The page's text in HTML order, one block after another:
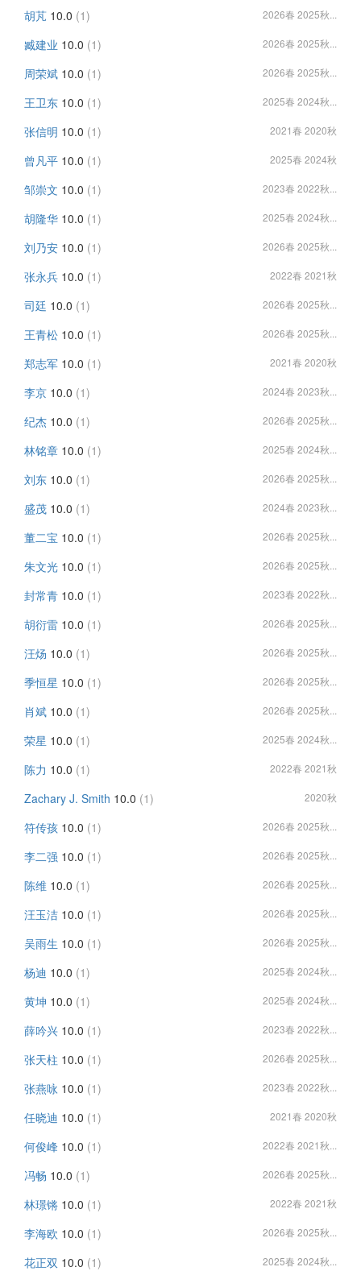
胡芃 10.0 (1) 2026春 2025秋...
臧建业 10.0 (1) 2026春 2025秋...
周荣斌 10.0 (1) 2026春 2025秋...
王卫东 10.0 (1) 2025春 2024秋...
张信明 10.0 (1) 2021春 2020秋
曾凡平 10.0 (1) 2025春 2024秋
邹崇文 10.0 (1) 2023春 2022秋...
胡隆华 10.0 (1) 2025春 2024秋...
刘乃安 10.0 (1) 2026春 2025秋...
张永兵 10.0 (1) 2022春 2021秋
司廷 10.0 (1) 2026春 2025秋...
王青松 10.0 (1) 2026春 2025秋...
郑志军 10.0 (1) 2021春 2020秋
李京 10.0 (1) 2024春 2023秋...
纪杰 10.0 (1) 2026春 2025秋...
林铭章 10.0 (1) 2025春 2024秋...
刘东 10.0 (1) 2026春 2025秋...
盛茂 10.0 (1) 2024春 2023秋...
董二宝 10.0 (1) 2026春 2025秋...
朱文光 10.0 (1) 2026春 2025秋...
封常青 10.0 (1) 2023春 2022秋...
胡衍雷 10.0 (1) 2026春 2025秋...
汪炀 10.0 (1) 2026春 2025秋...
季恒星 10.0 (1) 2026春 2025秋...
肖斌 10.0 (1) 2026春 2025秋...
荣星 10.0 (1) 2025春 2024秋...
陈力 10.0 (1) 2022春 2021秋
Zachary J. Smith 10.0 (1) 2020秋
符传孩 10.0 (1) 2026春 2025秋...
李二强 10.0 (1) 2026春 2025秋...
陈维 10.0 (1) 2026春 2025秋...
汪玉洁 10.0 (1) 2026春 2025秋...
吴雨生 10.0 (1) 2026春 2025秋...
杨迪 10.0 (1) 2025春 2024秋...
黄坤 10.0 (1) 2025春 2024秋...
薛吟兴 10.0 (1) 2023春 2022秋...
张天柱 10.0 (1) 2026春 2025秋...
张燕咏 10.0 (1) 2023春 2022秋...
任晓迪 10.0 (1) 2021春 2020秋
何俊峰 10.0 (1) 2022春 2021秋...
冯畅 10.0 (1) 2026春 2025秋...
林璟锵 10.0 (1) 2022春 2021秋
李海欧 10.0 (1) 2026春 2025秋...
花正双 10.0 (1) 2025春 2024秋...